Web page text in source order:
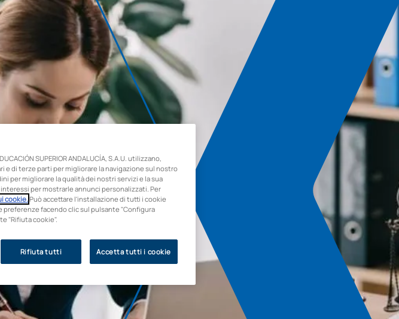
SUPERIOR ANDALUCÍA, S.A.U. utilizzano,
di terze parti per migliorare la navigazione sul nostro
per migliorare la qualità dei nostri servizi e la sua
per mostrarle annunci personalizzati. Per
cookie.Può accettare l'installazione di tutti i cookie
preferenze facendo clic sul pulsante "Configura
"Rifiuta cookie".
Rifiuta tutti Accetta tutti i cookie